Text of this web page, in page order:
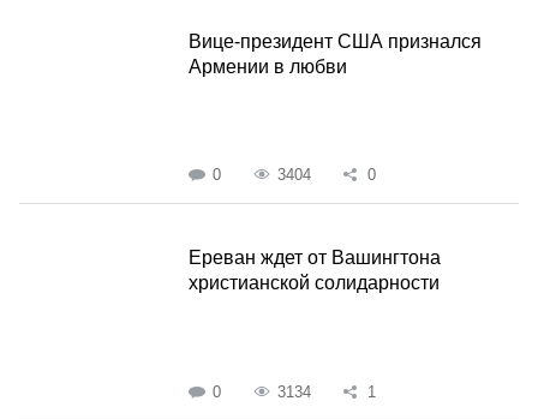
Вице-президент США признался
Армении в любви
0 3404 0
Ереван ждет от Вашингтона
христианской солидарности
0 3134 1